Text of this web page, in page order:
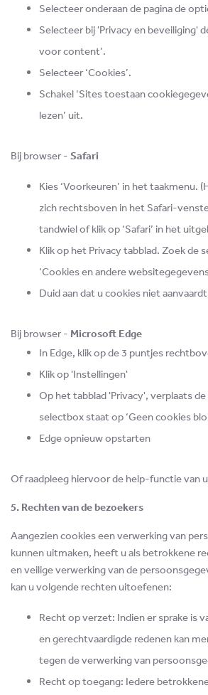
Selecteer onderaan de pagina de
Selecteer bij 'Privacy en beveiliging'
voor content’.
Selecteer ‘Cookies’.
Schakel ‘Sites toestaan
lezen’ uit.
Bij browser - Safari
Kies ‘Voorkeuren’ in het taakmenu.
zich rechtsboven in het Safari-
tandwiel of klik op ‘Safari’ in het
Klik op het Privacy tabblad. Zoek de
‘Cookies en andere
Duid aan dat u cookies niet
Bij browser - Microsoft Edge
In Edge, klik op de 3 puntjes
Klik op 'Instellingen'
Op het tabblad 'Privacy', verplaats
selectbox staat op ‘Geen cookies
Edge opnieuw opstarten
Of raadpleeg hiervoor de help-functie van
5. Rechten van de bezoekers
Aangezien cookies een verwerking van
kunnen uitmaken, heeft u als betrokkene
en veilige verwerking van de
kan u volgende rechten uitoefenen:
Recht op verzet: Indien er sprake is
en gerechtvaardigde redenen kan
tegen de verwerking van
Recht op toegang: Iedere